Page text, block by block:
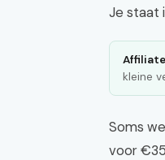
Je staat
kleine
Soms
voor